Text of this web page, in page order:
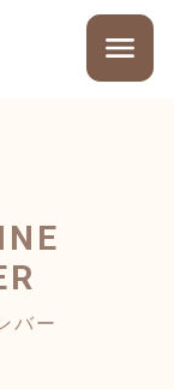
バー